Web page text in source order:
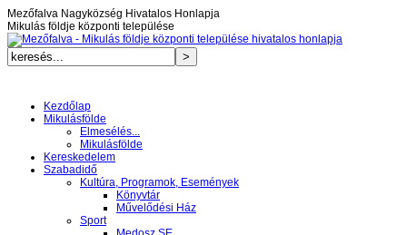
Mezőfalva Nagyközség Hivatalos Honlapja
Mikulás földje központi települése
Kezdőlap
Mikulásfölde
Elmesélés...
Mikulásfölde
Kereskedelem
Szabadidő
Kultúra, Programok, Események
Könyvtár
Művelődési Ház
Sport